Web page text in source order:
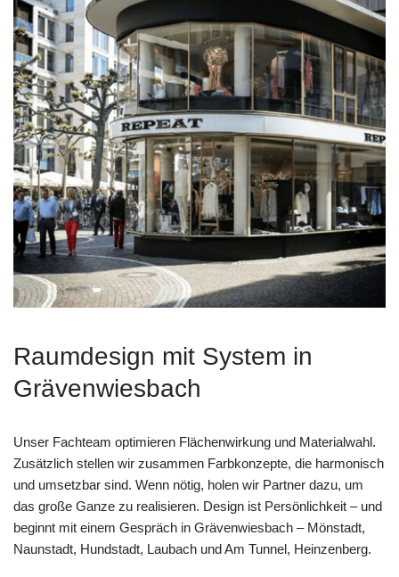
Raumdesign mit System in
Grävenwiesbach
Unser Fachteam optimieren Flächenwirkung und Materialwahl.
Zusätzlich stellen wir zusammen Farbkonzepte, die harmonisch
und umsetzbar sind. Wenn nötig, holen wir Partner dazu, um
das große Ganze zu realisieren. Design ist Persönlichkeit – und
beginnt mit einem Gespräch in Grävenwiesbach – Mönstadt,
Naunstadt, Hundstadt, Laubach und Am Tunnel, Heinzenberg.